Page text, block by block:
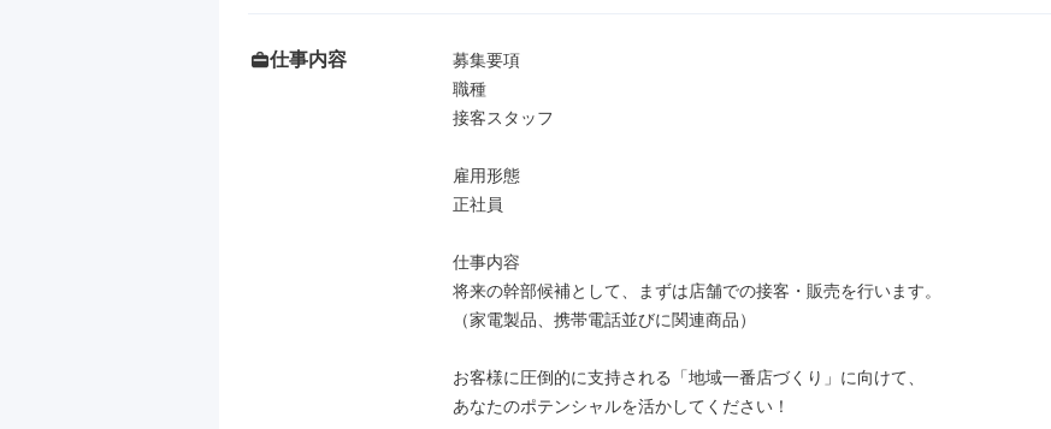
仕事内容
募集要項
職種
接客スタッフ
雇用形態
正社員
仕事内容
将来の幹部候補として、まずは店舗での接客・販売を行います。
（家電製品、携帯電話並びに関連商品）
お客様に圧倒的に支持される「地域一番店づくり」に向けて、
あなたのポテンシャルを活かしてください！